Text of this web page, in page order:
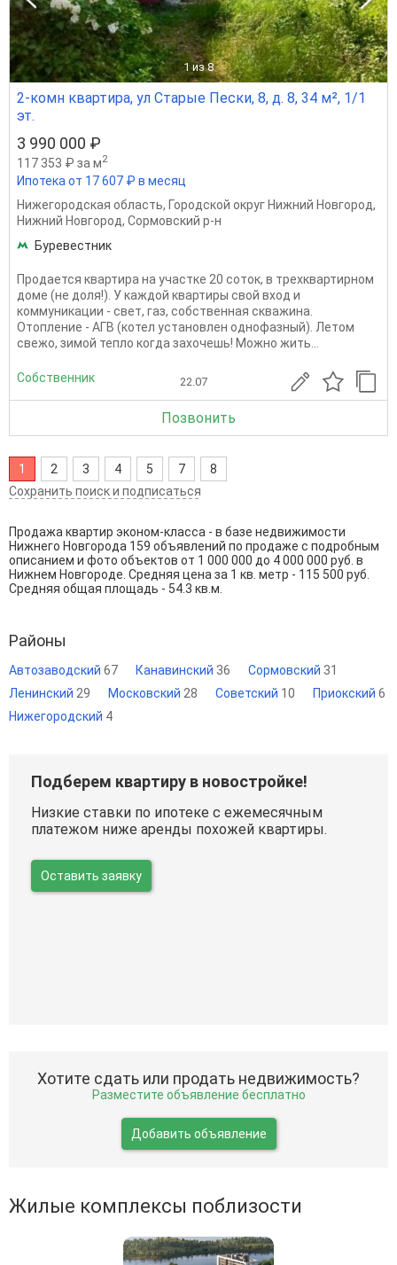
1 из 8
2-комн квартира, ул Старые Пески, 8, д. 8, 34 м², 1/1
эт.
3 990 000 ₽
117 353 ₽ за м2
Ипотека от 17 607 ₽ в месяц
Нижегородская область, Городской округ Нижний Новгород,
Нижний Новгород, Сормовский р-н
Буревестник
Продается квартира на участке 20 соток, в трехквартирном
доме (не доля!). У каждой квартиры свой вход и
коммуникации - свет, газ, собственная скважина.
Отопление - АГВ (котел установлен однофазный). Летом
свежо, зимой тепло когда захочешь! Можно жить...
Собственник 22.07
Позвонить
1 2 3 4 5 7
8
Сохранить поиск и подписаться
Продажа квартир эконом-класса - в базе недвижимости
Нижнего Новгорода 159 объявлений по продаже с подробным
описанием и фото объектов от 1 000 000 до 4 000 000 руб. в
Нижнем Новгороде. Средняя цена за 1 кв. метр - 115 500 руб.
Средняя общая площадь - 54.3 кв.м.
Районы
Автозаводский 67 Канавинский 36 Сормовский 31
Ленинский 29 Московский 28 Советский 10 Приокский 6
Нижегородский 4
Подберем квартиру в новостройке!
Низкие ставки по ипотеке с ежемесячным
платежом ниже аренды похожей квартиры.
Оставить заявку
Хотите сдать или продать недвижимость?
Разместите объявление бесплатно
Добавить объявление
Жилые комплексы поблизости